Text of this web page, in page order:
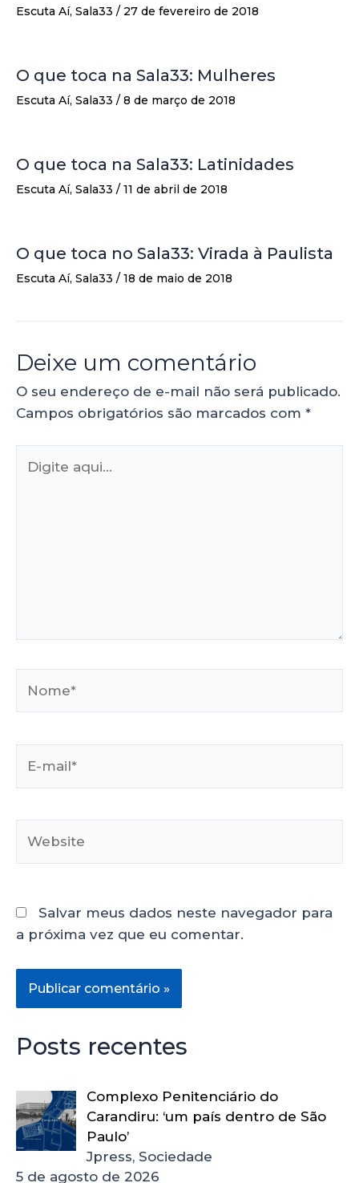
Escuta Aí, Sala33 / 27 de fevereiro de 2018
O que toca na Sala33: Mulheres
Escuta Aí, Sala33 / 8 de março de 2018
O que toca na Sala33: Latinidades
Escuta Aí, Sala33 / 11 de abril de 2018
O que toca no Sala33: Virada à Paulista
Escuta Aí, Sala33 / 18 de maio de 2018
Deixe um comentário
O seu endereço de e-mail não será publicado.
Campos obrigatórios são marcados com *
Salvar meus dados neste navegador para
a próxima vez que eu comentar.
Posts recentes
Complexo Penitenciário do
Carandiru: ‘um país dentro de São
Paulo’
Jpress, Sociedade
5 de agosto de 2026